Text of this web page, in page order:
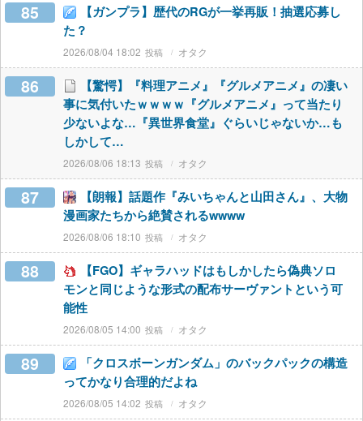
85
【ガンプラ】歴代のRGが一挙再販！抽選応募し
た？
2026/08/04 18:02 オタク
86
【驚愕】『料理アニメ』『グルメアニメ』の凄い
事に気付いたｗｗｗｗ『グルメアニメ』って当たり
少ないよな…『異世界食堂』ぐらいじゃないか…も
しかして…
2026/08/06 18:13 オタク
87
【朗報】話題作『みいちゃんと山田さん』、大物
漫画家たちから絶賛されるwwww
2026/08/06 18:10 オタク
88
【FGO】ギャラハッドはもしかしたら偽典ソロ
モンと同じような形式の配布サーヴァントという可
能性
2026/08/05 14:00 オタク
89
「クロスボーンガンダム」のバックパックの構造
ってかなり合理的だよね
2026/08/05 14:02 オタク